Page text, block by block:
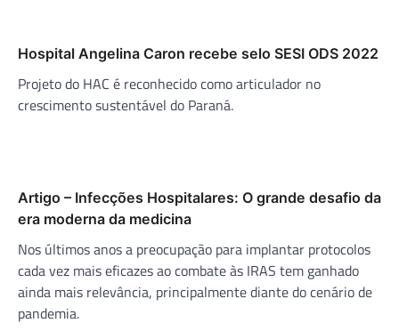
Hospital Angelina Caron recebe selo SESI ODS 2022
Projeto do HAC é reconhecido como articulador no
crescimento sustentável do Paraná.
Artigo – Infecções Hospitalares: O grande desafio da
era moderna da medicina
Nos últimos anos a preocupação para implantar protocolos
cada vez mais eficazes ao combate às IRAS tem ganhado
ainda mais relevância, principalmente diante do cenário de
pandemia.